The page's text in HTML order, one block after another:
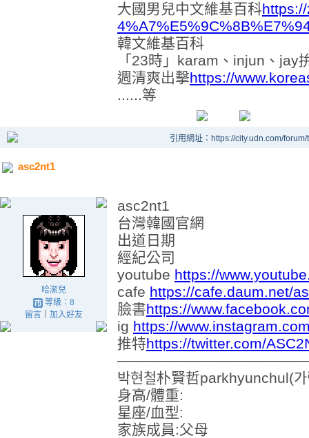
大國男兒中文維基百科
韓文維基百科
「23時」karam、injun、jay
週清爽出擊https://
......等
引用網址：https://city.udn.com/
asc2nt1
哈潔兒
等級：8
留言｜ 加入好友
asc2nt1
台灣韓國官網
出道日期
經紀公司
youtube https://
cafe https://cafe.daum.net/
臉書https://
ig https://
推特https://twitter.com/
박현철朴賢哲parkhyunchul(
身高/體重:
星座/血型:
家族成員:父母